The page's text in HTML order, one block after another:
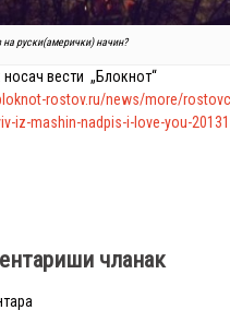
руски(амерички) начин?
носач вести „Блокнот“
rostov.ru/news/more/
iz-mashin-nadpis-i-love-you-
чланак